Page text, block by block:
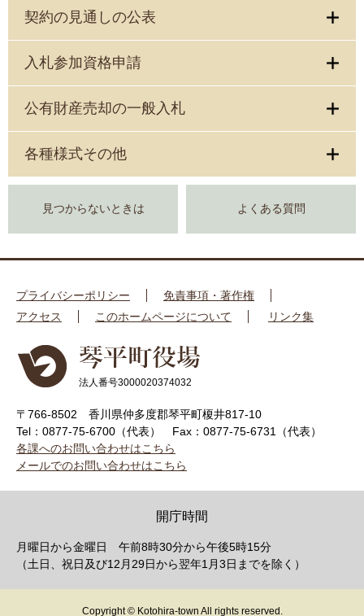
契約の見通しの公表
入札参加資格申請
公有財産売却の一般入札
各種様式その他
見つからないときは よくある質問
プライバシーポリシー
免責事項・著作権
アクセス
このホームページについて リンク集
法人番号3000020374032
〒766-8502 香川県仲多度郡琴平町榎井817-10
Tel：0877-75-6700（代表）
Fax：0877-75-6731（代表）
各課へのお問い合わせはこちら
メールでのお問い合わせはこちら
開庁時間
月曜日から金曜日 午前8時30分から午後5時15分
（土日、祝日及び12月29日から翌年1月3日までを除く）
Copyright © Kotohira-town All rights reserved.